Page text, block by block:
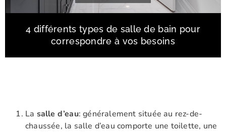
4 différents types de salle de bain pour
correspondre à vos besoins
La salle d’eau: généralement située au rez-de-
chaussée, la salle d’eau comporte une toilette, une